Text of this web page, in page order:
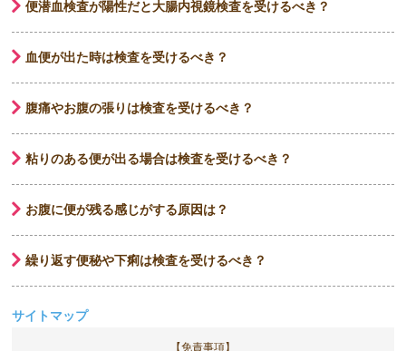
便潜血検査が陽性だと大腸内視鏡検査を受けるべき？
血便が出た時は検査を受けるべき？
腹痛やお腹の張りは検査を受けるべき？
粘りのある便が出る場合は検査を受けるべき？
お腹に便が残る感じがする原因は？
繰り返す便秘や下痢は検査を受けるべき？
サイトマップ
【免責事項】